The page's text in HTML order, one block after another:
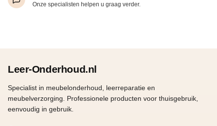
Onze specialisten helpen u graag verder.
Leer-Onderhoud.nl
Specialist in meubelonderhoud, leerreparatie en
meubelverzorging. Professionele producten voor thuisgebruik,
eenvoudig in gebruik.